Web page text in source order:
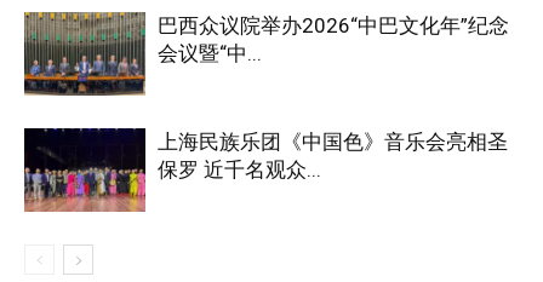
巴西众议院举办2026“中巴文化年”纪念
会议暨“中...
上海民族乐团《中国色》音乐会亮相圣
保罗 近千名观众...